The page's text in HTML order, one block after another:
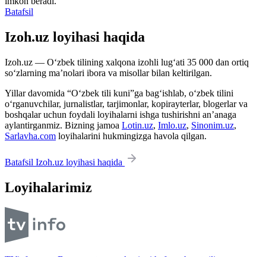
Batafsil
Izoh.uz loyihasi haqida
Izoh.uz — O‘zbek tilining xalqona izohli lug‘ati 35 000 dan ortiq
so‘zlarning ma’nolari ibora va misollar bilan keltirilgan.
Yillar davomida “O‘zbek tili kuni”ga bag‘ishlab, o‘zbek tilini
o‘rganuvchilar, jurnalistlar, tarjimonlar, kopirayterlar, blogerlar va
boshqalar uchun foydali loyihalarni ishga tushirishni an’anaga
aylantirganmiz. Bizning jamoa Lotin.uz, Imlo.uz, Sinonim.uz,
Sarlavha.com loyihalarini hukmingizga havola qilgan.
Batafsil Izoh.uz loyihasi haqida
Loyihalarimiz